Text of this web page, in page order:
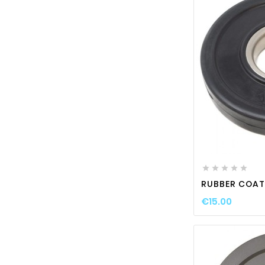
    
RUBBER
€15.00